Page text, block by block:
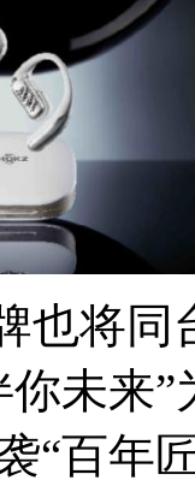
也将
你未来
“百年